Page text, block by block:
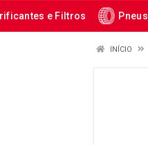
e Filtros Pneus
INÍCIO